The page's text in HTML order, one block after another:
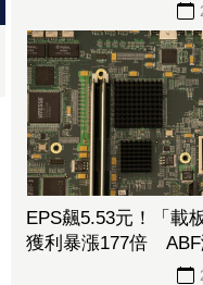
EPS飆5.53元！「載
獲利暴漲177倍 ABF